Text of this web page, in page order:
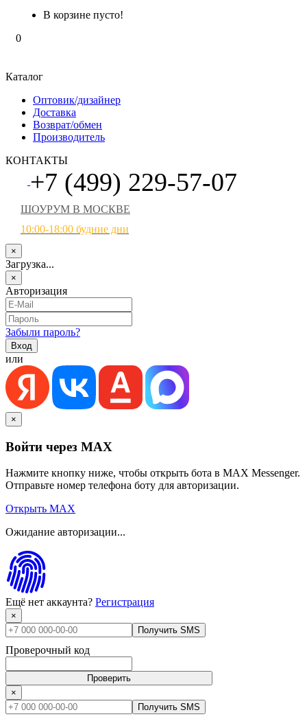
В корзине пусто!
0
Каталог
Оптовик/дизайнер
Доставка
Возврат/обмен
Производитель
КОНТАКТЫ
+7 (499) 229-57-07
ШОУРУМ В МОСКВЕ
10:00-18:00 будние дни
×
Загрузка...
×
Авторизация
Забыли пароль?
или
×
Войти через MAX
Нажмите кнопку ниже, чтобы открыть бота в MAX Messenger.
Отправьте номер телефона боту для авторизации.
Открыть MAX
Ожидание авторизации...
Ещё нет аккаунта? Регистрация
×
Получить SMS
Проверочный код
Проверить
×
Получить SMS